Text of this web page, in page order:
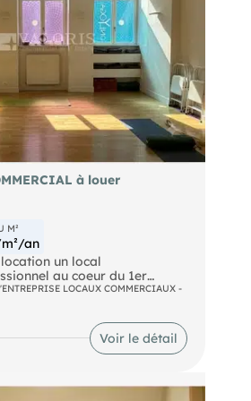
tout le potentiel de ce local !
à louer
M²
an
un local
au coeur du 1er
de la Croix-Rousse.
sport intimiste.
LOCAUX COMMERCIAUX -
Voir le détail